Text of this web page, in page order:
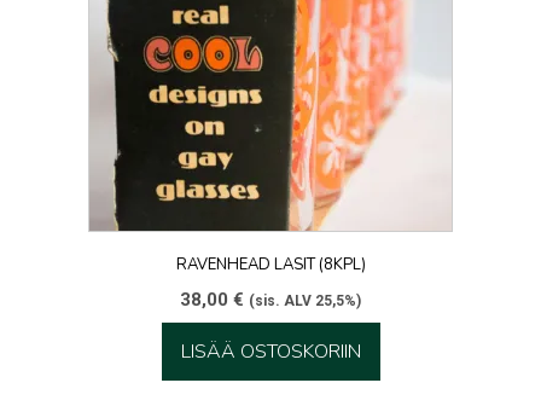
RAVENHEAD LASIT (8KPL)
38,00 € (sis. ALV 25,5%)
LISÄÄ OSTOSKORIIN